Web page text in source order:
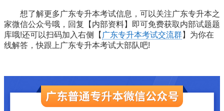
想了解更多广东专升本考试信息，可以关注广东专升本之
家微信公众号哦，回复【内部资料】即可免费获取内部试题题
库哦!还可以扫码加入右侧【 广东专升本考试交流群】为你在
线解答，快跟上广东专升本考试大部队吧!